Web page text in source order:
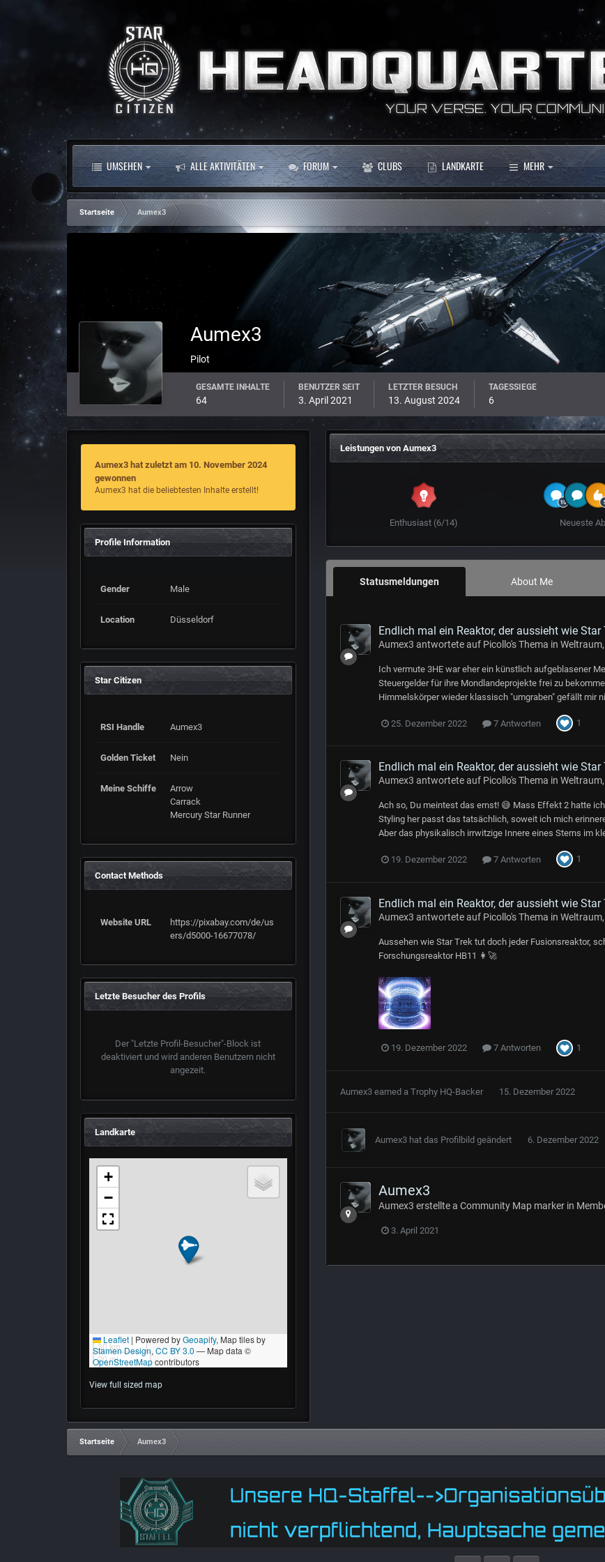
UMSEHEN ALLE AKTIVITÄTEN FORUM CLUBS LANDKARTE MEHR
Startseite
Aumex3
Aumex3
Pilot
GESAMTE INHALTE
64
BENUTZER SEIT
3. April 2021
LETZTER BESUCH
13. August 2024
TAGESSIEGE
6
Aumex3 hat zuletzt am 10. November 2024
gewonnen
Aumex3 hat die beliebtesten Inhalte erstellt!
Profile Information
Gender Male
Location Düsseldorf
Star Citizen
RSI Handle Aumex3
Golden Ticket Nein
Meine Schiffe
Arrow
Carrack
Mercury Star Runner
Contact Methods
Website URL
https://pixabay.com/de/us
ers/d5000-16677078/
Letzte Besucher des Profils
Der "Letzte Profil-Besucher"-Block ist
deaktiviert und wird anderen Benutzern nicht
angezeit.
Landkarte
View full sized map
Leistungen von Aumex3
Enthusiast (6/14) Neueste
Statusmeldungen About Me
Endlich mal ein Reaktor, der aussieht wie Star
Aumex3 antwortete auf Picollo's Thema in
Ich vermute 3HE war eher ein künstlich aufgeblasener
Steuergelder für ihre Mondlandeprojekte frei zu
Himmelskörper wieder klassisch "umgraben" gefällt mir
25. Dezember 2022 7 Antworten 1
Endlich mal ein Reaktor, der aussieht wie Star
Aumex3 antwortete auf Picollo's Thema in
Ach so, Du meintest das ernst! 😅 Mass Effekt 2 hatte
Styling her passt das tatsächlich, soweit ich mich
Aber das physikalisch irrwitzige Innere eines Sterns im
19. Dezember 2022 7 Antworten 1
Endlich mal ein Reaktor, der aussieht wie Star
Aumex3 antwortete auf Picollo's Thema in
Aussehen wie Star Trek tut doch jeder Fusionsreaktor,
Forschungsreaktor HB11 👩‍🚀
19. Dezember 2022 7 Antworten 1
Aumex3earned a Trophy HQ-Backer 15. Dezember 2022
Aumex3hat das Profilbild geändert 6. Dezember 2022
Aumex3
Aumex3 erstellte a Community Map marker in
3. April 2021
Startseite Aumex3